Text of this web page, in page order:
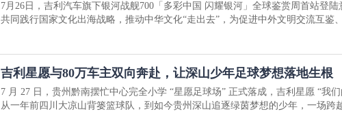
7月26日，吉利汽车旗下银河战舰700「多彩中国 闪耀银河」全球鉴赏周首站登
共同践行国家文化出海战略，推动中华文化“走出去”，为促进中外文明交流互鉴
吉利星愿与80万车主双向奔赴，让深山少年足球梦想落地生根
7 月 27 日，贵州黔南摆忙中心完全小学 “星愿足球场” 正式落成，吉利星愿 “我
从一年前四川大凉山背篓篮球队，到如今贵州深山追逐绿茵梦想的少年，一场跨